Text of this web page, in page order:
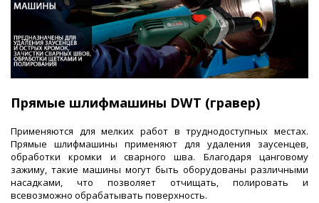
Прямые шлифмашины DWT (гравер)
Применяются для мелких работ в труднодоступных местах.
Прямые шлифмашины применяют для удаления заусенцев,
обработки кромки и сварного шва. Благодаря цанговому
зажиму, такие машины могут быть оборудованы различными
насадками, что позволяет отчищать, полировать и
всевозможно обрабатывать поверхность.